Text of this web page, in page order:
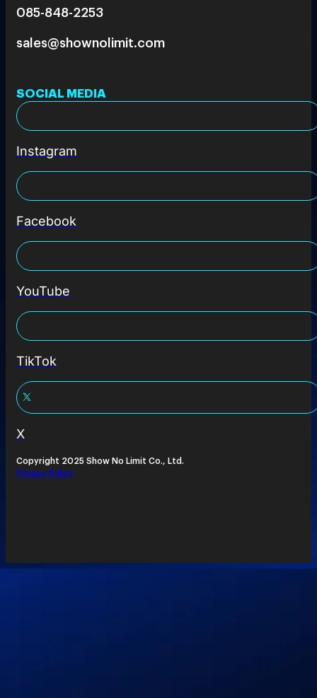
085-848-2253
sales@shownolimit.com
SOCIAL MEDIA
Instagram
Facebook
YouTube
TikTok
X
Copyright 2025 Show No Limit Co., Ltd.
Privacy Policy